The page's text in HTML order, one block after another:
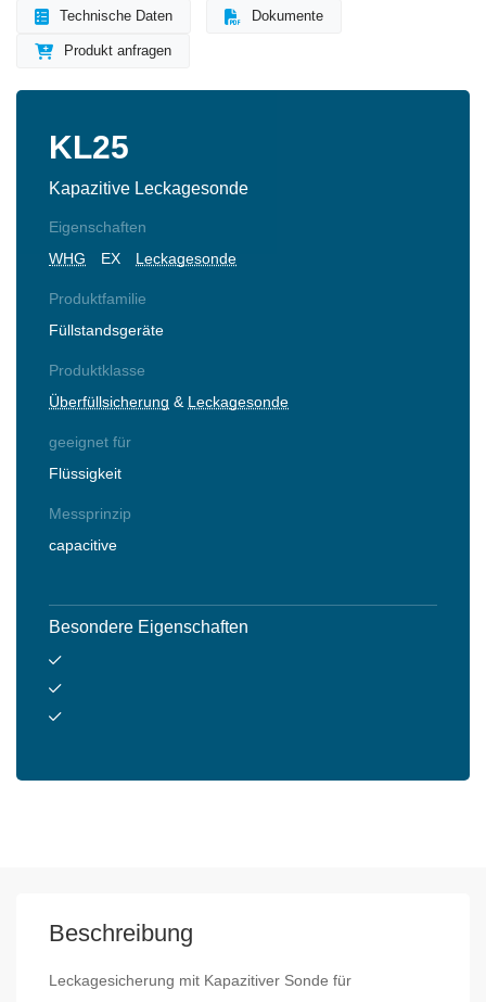
Technische Daten Dokumente
Produkt anfragen
KL25
Kapazitive Leckagesonde
Eigenschaften
WHG
EX Leckagesonde
Produktfamilie
Füllstandsgeräte
Produktklasse
Überfüllsicherung & Leckagesonde
geeignet für
Flüssigkeit
Messprinzip
capacitive
Besondere Eigenschaften
Beschreibung
Leckagesicherung mit Kapazitiver Sonde für